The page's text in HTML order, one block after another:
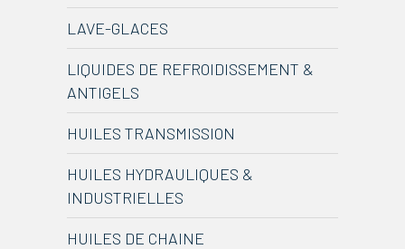
LAVE-GLACES
LIQUIDES DE REFROIDISSEMENT &
ANTIGELS
HUILES TRANSMISSION
HUILES HYDRAULIQUES &
INDUSTRIELLES
HUILES DE CHAINE